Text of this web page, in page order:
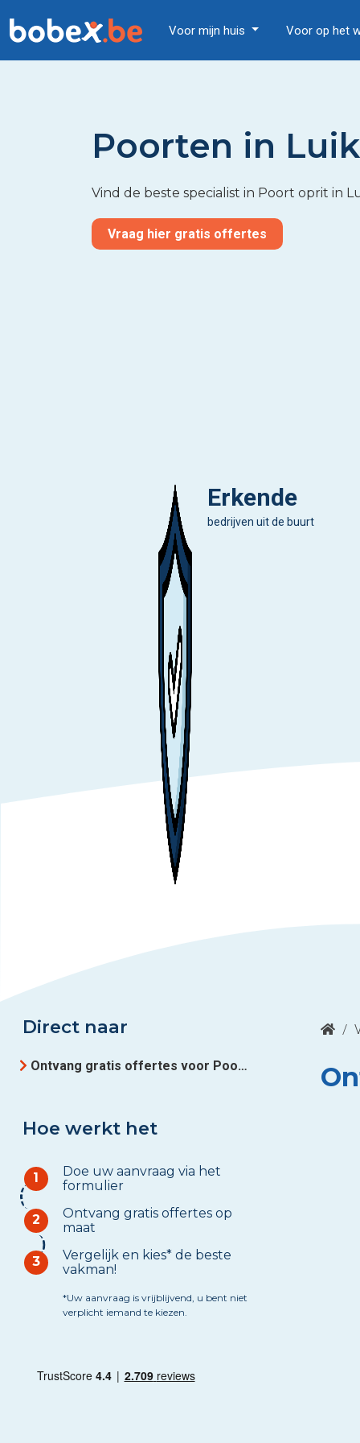
Voor mijn huis Voor op het
Poorten in Luik
Vind de beste specialist in Poort oprit in
Vraag hier gratis offertes
Erkende
bedrijven uit de buurt
Direct naar
Ontvang gratis offertes voor Poort oprit uit Luik
Hoe werkt het
1
Doe uw aanvraag via het
formulier
2
Ontvang gratis offertes op
maat
3
Vergelijk en kies* de beste
vakman!
*Uw aanvraag is vrijblijvend, u bent niet
verplicht iemand te kiezen.
/